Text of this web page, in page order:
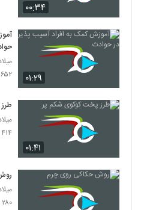
۰۰:۳۴
۰۱:۲۹
۶۵۲ بازدید
۰۱:۴۱
۴۱۴ بازدید
۲۸۰ بازدید